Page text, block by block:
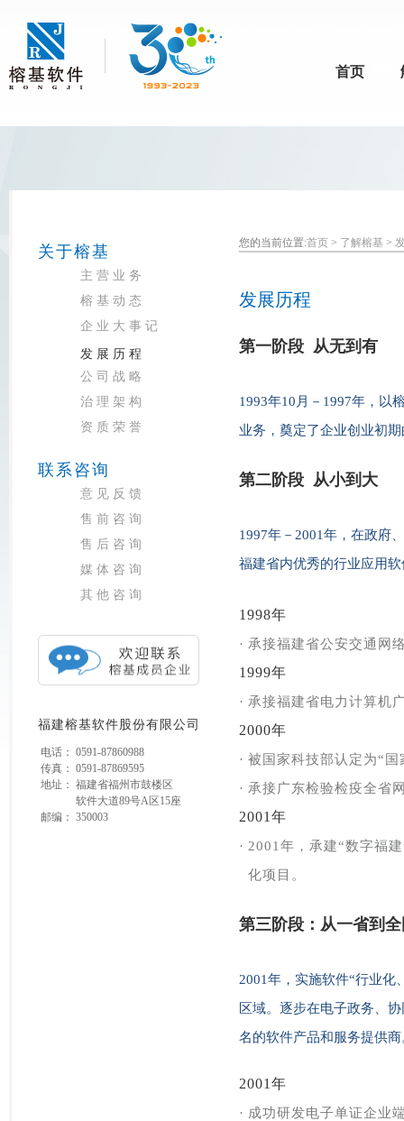
首页
关于榕基
主营业务
榕基动态
企业大事记
发展历程
公司战略
治理架构
资质荣誉
联系咨询
意见反馈
售前咨询
售后咨询
媒体咨询
其他咨询
福建榕基软件股份有限公司
电话： 0591-87860988
传真： 0591-87869595
地址： 福建省福州市鼓楼区
软件大道89号A区15座
邮编： 350003
您的当前位置:首页 > 了解榕基 >
发展历程
第一阶段 从无到有
1993年10月－1997年，以
业务 ，奠定了企业创业初
第二阶段 从小到大
1997年－2001年，在政府
福建省内优秀的行业应用
1998年
· 承接福建省公安交通网
1999年
· 承接福建省电力计算机
2000年
· 被国家科技部认定为“
· 承接广东检验检疫全省
2001年
· 2001年，承建“数字福
化项目。
第三阶段：从一省到
2001年，实施软件“行业化
区域。逐步在电子政务、
名的软件产品和服务提供商
2001年
· 成功研发电子单证企业